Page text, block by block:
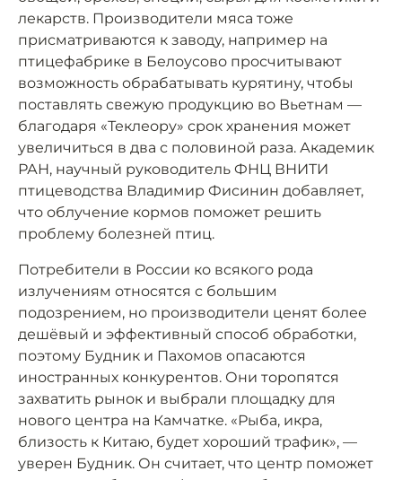
лекарств. Производители мяса тоже
присматриваются к заводу, например на
птицефабрике в Белоусово просчитывают
возможность обрабатывать курятину, чтобы
поставлять свежую продукцию во Вьетнам —
благодаря «Теклеору» срок хранения может
увеличиться в два с половиной раза. Академик
РАН, научный руководитель ФНЦ ВНИТИ
птицеводства Владимир Фисинин добавляет,
что облучение кормов поможет решить
проблему болезней птиц.
Потребители в России ко всякого рода
излучениям относятся с большим
подозрением, но производители ценят более
дешёвый и эффективный способ обработки,
поэтому Будник и Пахомов опасаются
иностранных конкурентов. Они торопятся
захватить рынок и выбрали площадку для
нового центра на Камчатке. «Рыба, икра,
близость к Китаю, будет хороший трафик», —
уверен Будник. Он считает, что центр поможет